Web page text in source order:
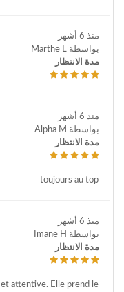
منذ 6 أشهر
بواسطة Marthe L
مدة الانتظار
منذ 6 أشهر
بواسطة Alpha M
مدة الانتظار
toujours au top
منذ 6 أشهر
بواسطة Imane H
مدة الانتظار
attentive. Elle prend le